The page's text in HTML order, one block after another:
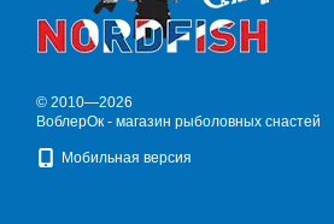
© 2010—2026
ВоблерОк - магазин рыболовных снастей
Мобильная версия